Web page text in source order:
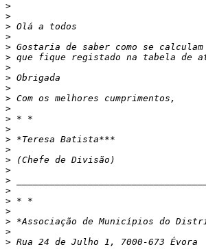
>
>
>
>
>
>
>
>
>
>
>
>
>
>
>
>
>
>
>
>
>
>
>
>